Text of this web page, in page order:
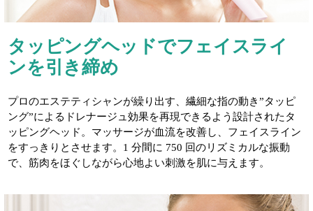
タッピングヘッドでフェイスライ
ンを引き締め
プロのエステティシャンが繰り出す、繊細な指の動き”タッピ
ング”によるドレナージュ効果を再現できるよう設計されたタ
ッピングヘッド。マッサージが血流を改善し、フェイスライン
をすっきりとさせます。1 分間に 750 回のリズミカルな振動
で、筋肉をほぐしながら心地よい刺激を肌に与えます。